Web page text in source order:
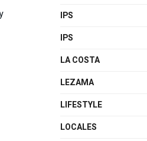
IPS
IPS
LA COSTA
LEZAMA
LIFESTYLE
LOCALES